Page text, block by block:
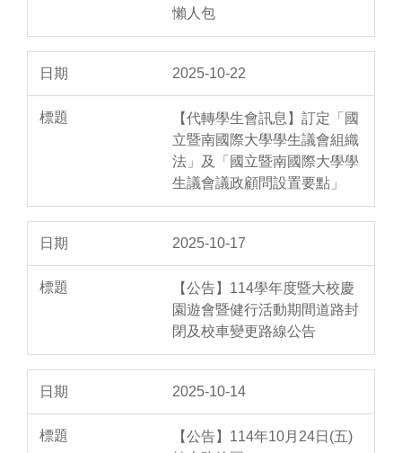
懶人包
2025-10-22
【代轉學生會訊息】訂定「國
立暨南國際大學學生議會組織
法」及「國立暨南國際大學學
生議會議政顧問設置要點」
2025-10-17
【公告】114學年度暨大校慶
園遊會暨健行活動期間道路封
閉及校車變更路線公告
2025-10-14
【公告】114年10月24日(五)